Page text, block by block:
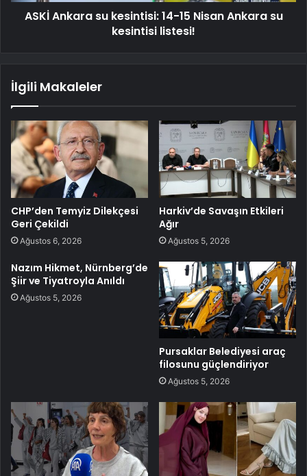
ASKİ Ankara su kesintisi: 14-15 Nisan Ankara su
kesintisi listesi!
İlgili Makaleler
CHP’den Temyiz Dilekçesi
Geri Çekildi
Ağustos 6, 2026
Harkiv’de Savaşın Etkileri
Ağır
Ağustos 5, 2026
Nazım Hikmet, Nürnberg’de
Şiir ve Tiyatroyla Anıldı
Ağustos 5, 2026
Pursaklar Belediyesi araç
filosunu güçlendiriyor
Ağustos 5, 2026